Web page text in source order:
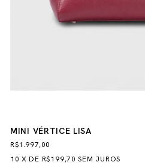
MINI VÉRTICE LISA
R$1.997,00
10 XDE R$199,70 SEM JUROS